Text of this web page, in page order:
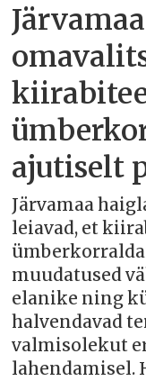
ajutiselt
Järvamaa
leiavad, et
muudatused
elanike ning
halvendavad
valmisolekut
lahendamisel.